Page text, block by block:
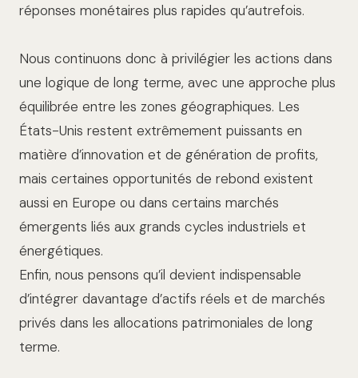
réponses monétaires plus rapides qu’autrefois.
Nous continuons donc à privilégier les actions dans
une logique de long terme, avec une approche plus
équilibrée entre les zones géographiques. Les
États-Unis restent extrêmement puissants en
matière d’innovation et de génération de profits,
mais certaines opportunités de rebond existent
aussi en Europe ou dans certains marchés
émergents liés aux grands cycles industriels et
énergétiques.
Enfin, nous pensons qu’il devient indispensable
d’intégrer davantage d’actifs réels et de marchés
privés dans les allocations patrimoniales de long
terme.